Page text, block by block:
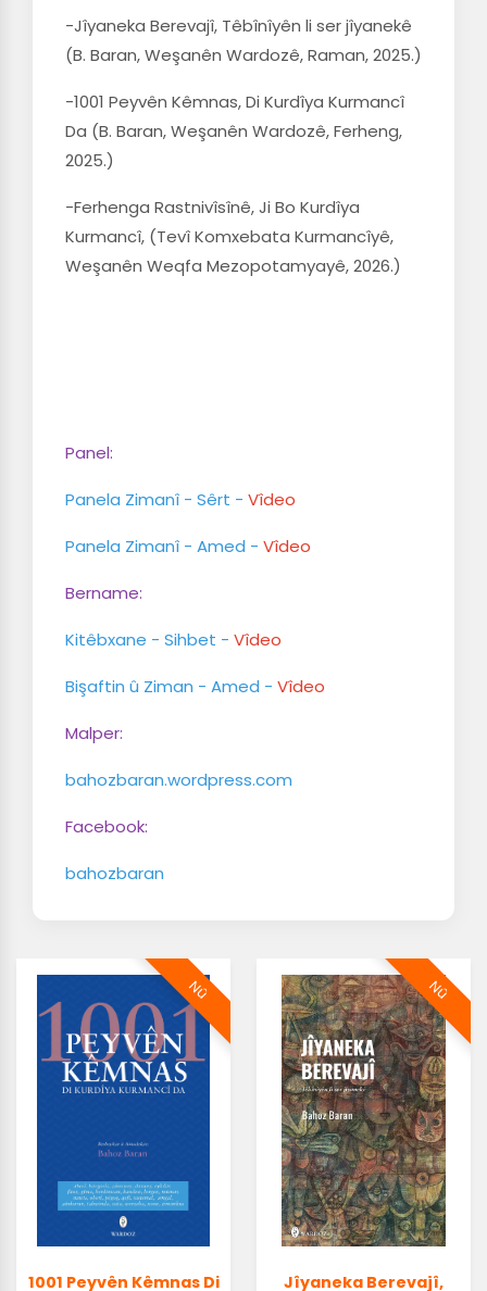
-Jîyaneka Berevajî, Têbînîyên li ser jîyanekê
(B. Baran, Weşanên Wardozê, Raman, 2025.)
-1001 Peyvên Kêmnas, Di Kurdîya Kurmancî
Da (B. Baran, Weşanên Wardozê, Ferheng,
2025.)
-Ferhenga Rastnivîsînê, Ji Bo Kurdîya
Kurmancî, (Tevî Komxebata Kurmancîyê,
Weşanên Weqfa Mezopotamyayê, 2026.)
Panel:
Panela Zimanî - Sêrt - Vîdeo
Panela Zimanî - Amed - Vîdeo
Bername:
Kitêbxane - Sihbet - Vîdeo
Bişaftin û Ziman - Amed - Vîdeo
Malper:
bahozbaran.wordpress.com
Facebook:
bahozbaran
Nû
1001 Peyvên Kêmnas Di
Nû
Jîyaneka Berevajî,